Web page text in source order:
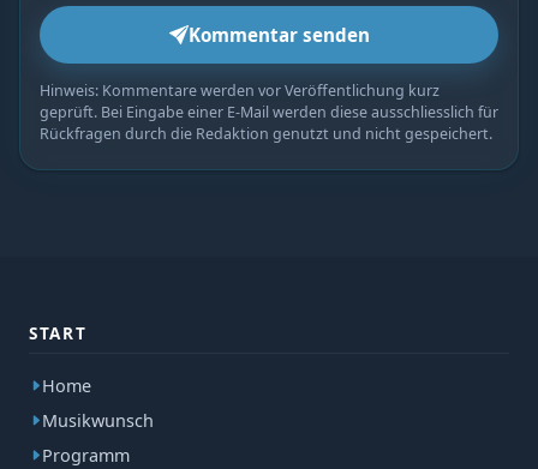
Kommentar senden
Hinweis: Kommentare werden vor Veröffentlichung kurz
geprüft. Bei Eingabe einer E-Mail werden diese ausschliesslich für
Rückfragen durch die Redaktion genutzt und nicht gespeichert.
START
Home
Musikwunsch
Programm